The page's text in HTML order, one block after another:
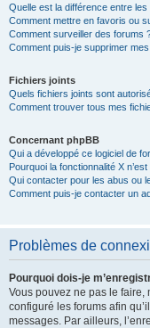
Quelle est la différence entre
Comment mettre en favoris ou
Comment surveiller des forums
Comment puis-je supprimer
Fichiers joints
Quels fichiers joints sont
Comment trouver tous mes
Concernant phpBB
Qui a développé ce logiciel de
Pourquoi la fonctionnalité X
Qui contacter pour les abus ou
Comment puis-je contacter un
Problèmes de
Pourquoi dois-je
Vous pouvez ne pas le faire,
configuré les forums afin
messages. Par ailleurs,